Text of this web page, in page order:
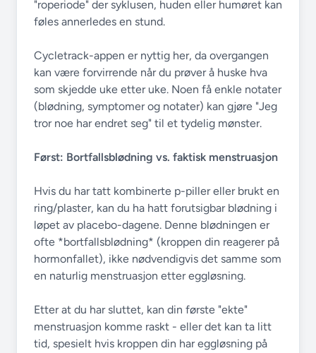
"roperiode" der syklusen, huden eller humøret kan
føles annerledes en stund.
Cycletrack-appen er nyttig her, da overgangen
kan være forvirrende når du prøver å huske hva
som skjedde uke etter uke. Noen få enkle notater
(blødning, symptomer og notater) kan gjøre "Jeg
tror noe har endret seg" til et tydelig mønster.
Først: Bortfallsblødning vs. faktisk menstruasjon
Hvis du har tatt kombinerte p-piller eller brukt en
ring/plaster, kan du ha hatt forutsigbar blødning i
løpet av placebo-dagene. Denne blødningen er
ofte *bortfallsblødning* (kroppen din reagerer på
hormonfallet), ikke nødvendigvis det samme som
en naturlig menstruasjon etter eggløsning.
Etter at du har sluttet, kan din første "ekte"
menstruasjon komme raskt - eller det kan ta litt
tid, spesielt hvis kroppen din har eggløsning på